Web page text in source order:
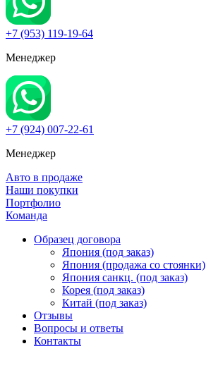
+7 (953) 119-19-64
Менеджер
+7 (924) 007-22-61
Менеджер
Авто в продаже
Наши покупки
Портфолио
Команда
Образец договора
Япония (под заказ)
Япония (продажа со стоянки)
Япония санкц. (под заказ)
Корея (под заказ)
Китай (под заказ)
Отзывы
Вопросы и ответы
Контакты